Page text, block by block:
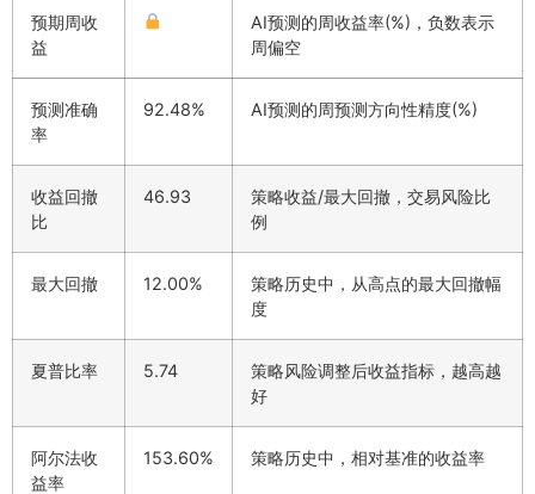
预期周收
益
AI预测的周收益率(%)，负数表示
周偏空
预测准确
率
92.48% AI预测的周预测方向性精度(%)
收益回撤
比
46.93
策略收益/最大回撤，交易风险比
例
最大回撤 12.00%
策略历史中，从高点的最大回撤幅
度
夏普比率 5.74
策略风险调整后收益指标，越高越
好
阿尔法收
益率
153.60% 策略历史中，相对基准的收益率